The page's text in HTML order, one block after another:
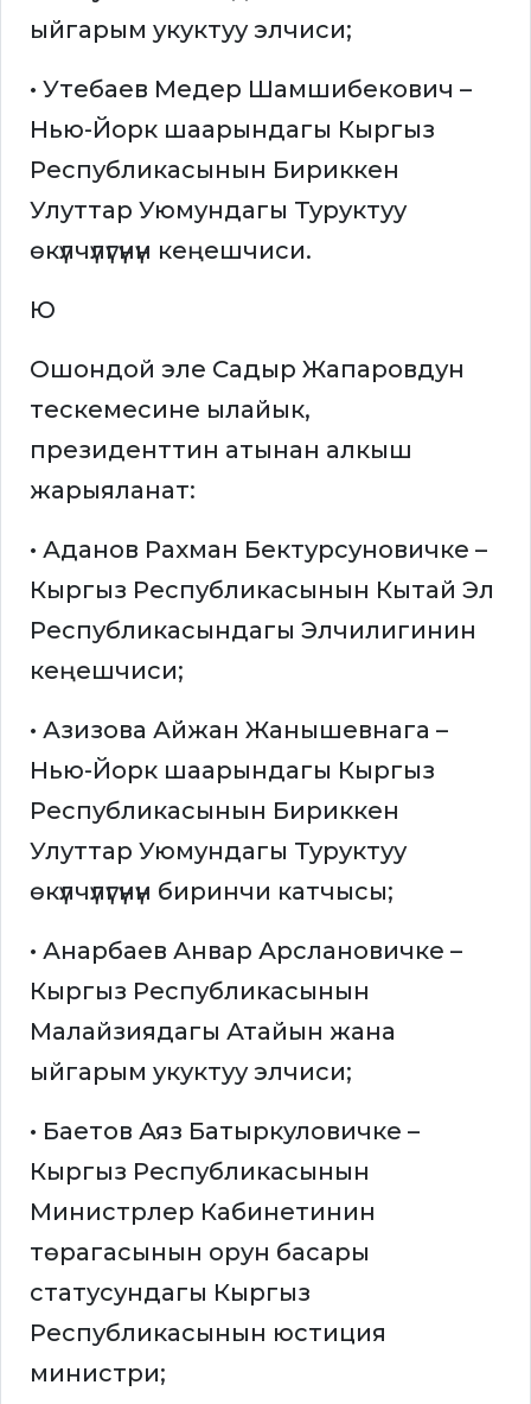
ыйгарым укуктуу элчиси;
• Утебаев Медер Шамшибекович –
Нью-Йорк шаарындагы Кыргыз
Республикасынын Бириккен
Улуттар Уюмундагы Туруктуу
өкүлчүлүгүнүн кеңешчиси.
Ю
Ошондой эле Садыр Жапаровдун
тескемесине ылайык,
президенттин атынан алкыш
жарыяланат:
• Аданов Рахман Бектурсуновичке –
Кыргыз Республикасынын Кытай Эл
Республикасындагы Элчилигинин
кеңешчиси;
• Азизова Айжан Жанышевнага –
Нью-Йорк шаарындагы Кыргыз
Республикасынын Бириккен
Улуттар Уюмундагы Туруктуу
өкүлчүлүгүнүн биринчи катчысы;
• Анарбаев Анвар Арслановичке –
Кыргыз Республикасынын
Малайзиядагы Атайын жана
ыйгарым укуктуу элчиси;
• Баетов Аяз Батыркуловичке –
Кыргыз Республикасынын
Министрлер Кабинетинин
төрагасынын орун басары
статусундагы Кыргыз
Республикасынын юстиция
министри;